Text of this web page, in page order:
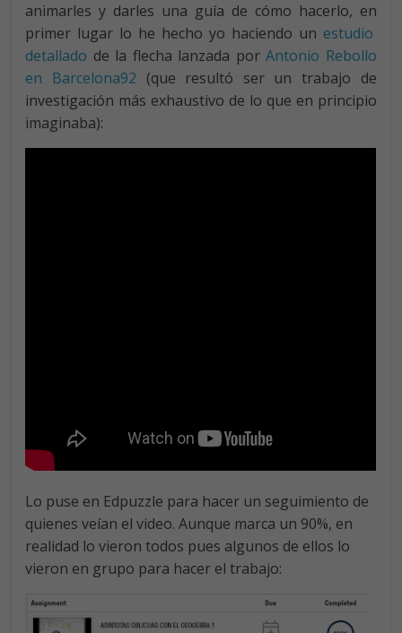
animarles y darles una guía de cómo hacerlo, en
primer lugar lo he hecho yo haciendo un estudio
detallado de la flecha lanzada porAntonio Rebollo
en Barcelona92 (que resultó ser un trabajo de
investigación más exhaustivo de lo que en principio
imaginaba):
Lo puse en Edpuzzle para hacer un seguimiento de
quienes veían el video. Aunque marca un 90%, en
realidad lo vieron todos pues algunos de ellos lo
vieron en grupo para hacer el trabajo: